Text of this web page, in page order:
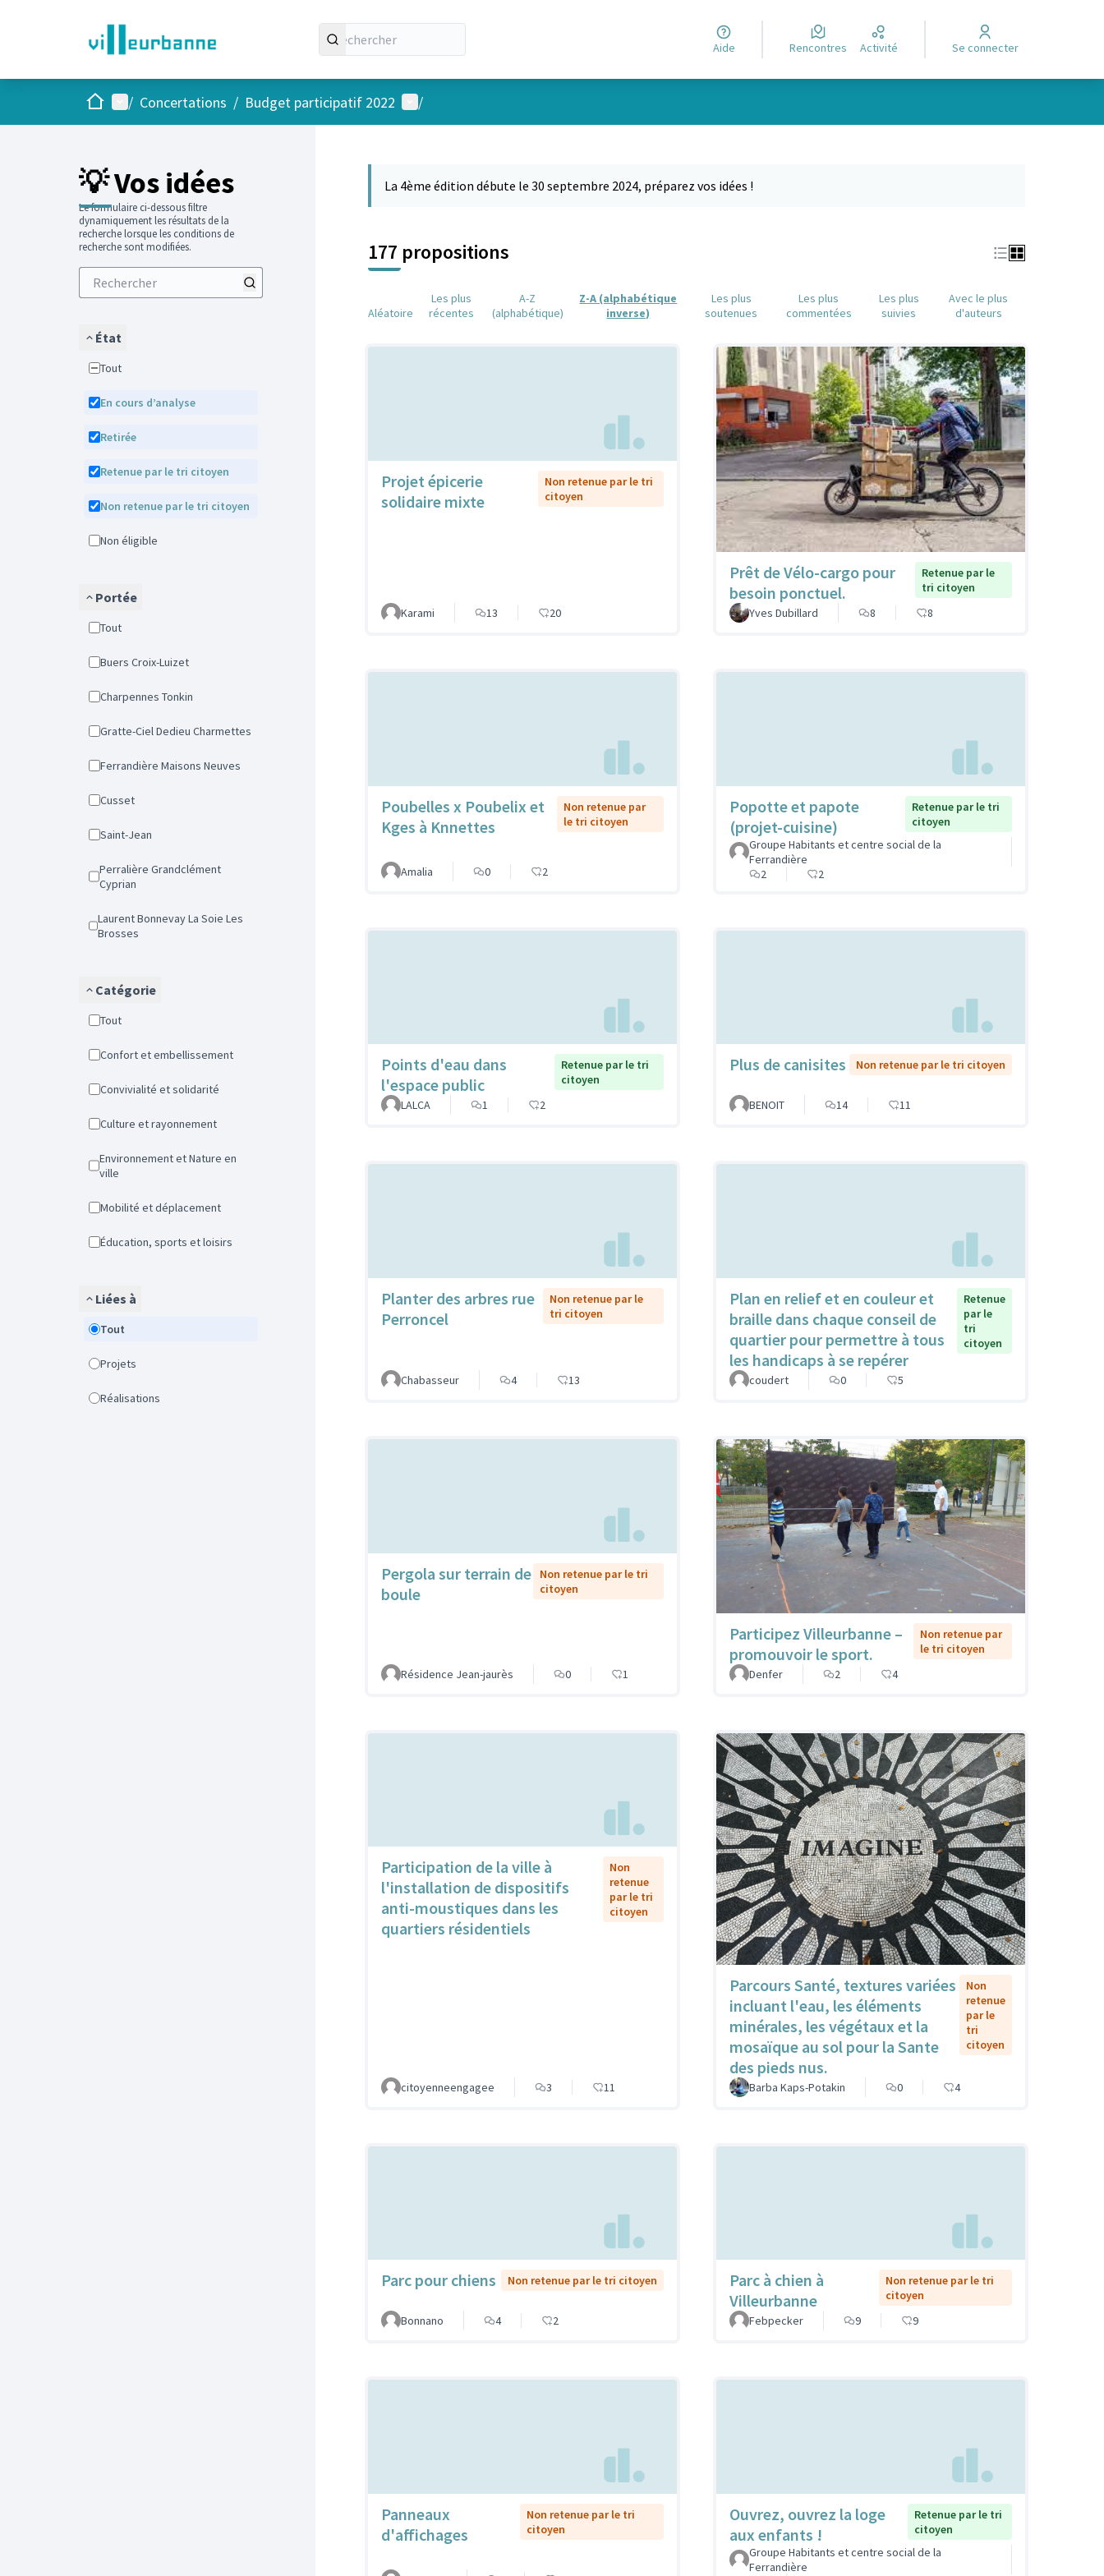
Aide Rencontres Activité Se connecter
AccueilMenu principal
/ Concertations / Budget participatif 2022 Menu utilisateur
/
💡 Vos idées
Le formulaire ci-dessous filtre
dynamiquement les résultats de la
recherche lorsque les conditions de
recherche sont modifiées.
État
Tout
En cours d’analyse
Retirée
Retenue par le tri citoyen
Non retenue par le tri citoyen
Non éligible
Portée
Tout
Buers Croix-Luizet
Charpennes Tonkin
Gratte-Ciel Dedieu Charmettes
Ferrandière Maisons Neuves
Cusset
Saint-Jean
Perralière Grandclément
Cyprian
Laurent Bonnevay La Soie Les
Brosses
Catégorie
Tout
Confort et embellissement
Convivialité et solidarité
Culture et rayonnement
Environnement et Nature en
ville
Mobilité et déplacement
Éducation, sports et loisirs
Liées à
Tout
Projets
Réalisations
La 4ème édition débute le 30 septembre 2024, préparez vos idées !
177 propositions
Aléatoire
Les plus
récentes
A-Z
(alphabétique)
Z-A (alphabétique
inverse)
Les plus
soutenues
Les plus
commentées
Les plus
suivies
Avec le plus
d'auteurs
Projet épicerie
solidaire mixte
Non retenue par le tri
citoyen
Karami 13 20
Prêt de Vélo-cargo pour
besoin ponctuel.
Retenue par le
tri citoyen
Yves Dubillard
8 8
Poubelles x Poubelix et
Kges à Knnettes
Non retenue par
le tri citoyen
Amalia 0 2
Popotte et papote
(projet-cuisine)
Retenue par le tri
citoyen
Groupe Habitants et centre social de la
Ferrandière
2
2
Points d'eau dans
l'espace public
Retenue par le tri
citoyen
LALCA
1 2
Plus de canisites Non retenue par le tri citoyen
BENOIT 14 11
Planter des arbres rue
Perroncel
Non retenue par le
tri citoyen
Chabasseur 4 13
Plan en relief et en couleur et
braille dans chaque conseil de
quartier pour permettre à tous
les handicaps à se repérer
Retenue
par le
tri
citoyen
coudert 0 5
Pergola sur terrain de
boule
Non retenue par le tri
citoyen
Résidence Jean-jaurès 0 1
Participez Villeurbanne –
promouvoir le sport.
Non retenue par
le tri citoyen
Denfer
2 4
Participation de la ville à
l'installation de dispositifs
anti-moustiques dans les
quartiers résidentiels
Non
retenue
par le tri
citoyen
citoyenneengagee 3 11
Parcours Santé, textures variées
incluant l'eau, les éléments
minérales, les végétaux et la
mosaïque au sol pour la Sante
des pieds nus.
Non
retenue
par le
tri
citoyen
Barba Kaps-Potakin 0 4
Parc pour chiens Non retenue par le tri citoyen
Bonnano 4 2
Parc à chien à
Villeurbanne
Non retenue par le tri
citoyen
Febpecker
9 9
Panneaux
d'affichages
Non retenue par le tri
citoyen
Ouvrez, ouvrez la loge
aux enfants !
Retenue par le tri
citoyen
Groupe Habitants et centre social de la
Ferrandière